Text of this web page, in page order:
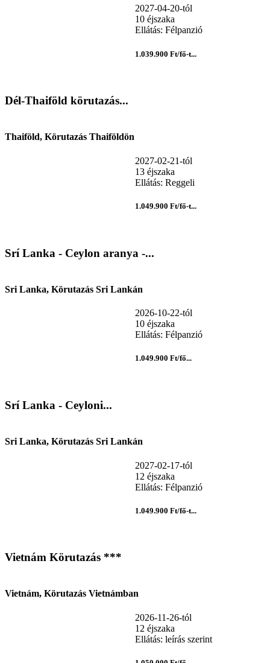
2027-04-20-tól
10 éjszaka
Ellátás: Félpanzió
1.039.900 Ft/fő-t...
Dél-Thaiföld körutazás...
Thaiföld, Körutazás Thaiföldön
2027-02-21-tól
13 éjszaka
Ellátás: Reggeli
1.049.900 Ft/fő-t...
Srí Lanka - Ceylon aranya -...
Sri Lanka, Körutazás Sri Lankán
2026-10-22-tól
10 éjszaka
Ellátás: Félpanzió
1.049.900 Ft/fő...
Srí Lanka - Ceyloni...
Sri Lanka, Körutazás Sri Lankán
2027-02-17-tól
12 éjszaka
Ellátás: Félpanzió
1.049.900 Ft/fő-t...
Vietnám Körutazás ***
Vietnám, Körutazás Vietnámban
2026-11-26-tól
12 éjszaka
Ellátás: leírás szerint